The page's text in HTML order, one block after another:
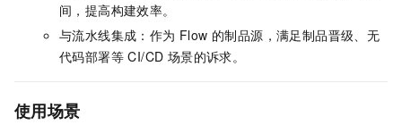
间，提高构建效率。
与流水线集成：作为 Flow 的制品源，满足制品晋级、无
代码部署等 CI/CD 场景的诉求。
使用场景